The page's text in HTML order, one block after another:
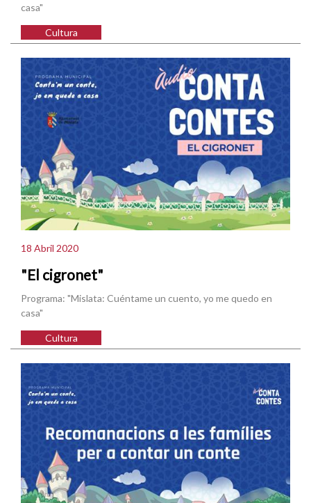
casa"
Cultura
18 Abril 2020
"El cigronet"
Programa: "Mislata: Cuéntame un cuento, yo me quedo en
casa"
Cultura